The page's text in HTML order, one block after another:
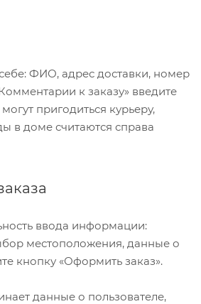
ФИО, адрес доставки, номер
к заказу» введите
пригодиться курьеру,
в доме считаются справа
ввода информации:
местоположения, данные о
кнопку «Оформить заказ».
данные о пользователе,